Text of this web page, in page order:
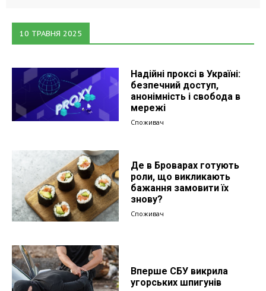
10 ТРАВНЯ 2025
Надійні проксі в Україні:
безпечний доступ,
анонімність і свобода в
мережі
Споживач
Де в Броварах готують
роли, що викликають
бажання замовити їх
знову?
Споживач
Вперше СБУ викрила
угорських шпигунів